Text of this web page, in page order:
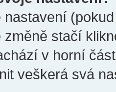
změně stačí
v horní
veškerá svá